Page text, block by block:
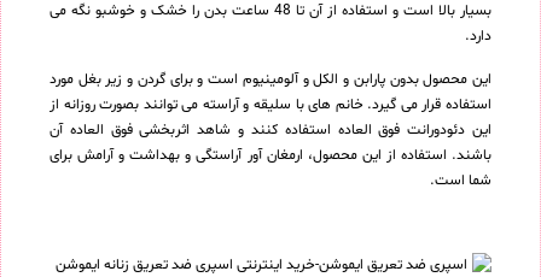
بسیار بالا است و استفاده از آن تا 48 ساعت بدن را خشک و خوشبو نگه می
دارد.
این محصول بدون پارابن و الکل و آلومینیوم است و برای گردن و زیر بغل مورد
استفاده قرار می گیرد. خانم های با سلیقه و آراسته می توانند بصورت روزانه از
این دئودورانت فوق العاده استفاده کنند و شاهد اثربخشی فوق العاده آن
باشند. استفاده از این محصول، ارمغان آور آراستگی و بهداشت و آرامش برای
شما است.